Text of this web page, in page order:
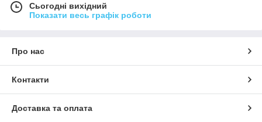
Сьогодні вихідний
Показати весь графік роботи
Про нас
Контакти
Доставка та оплата